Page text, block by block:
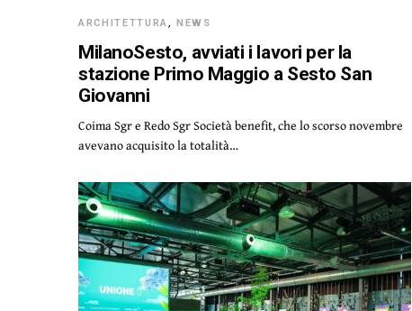
ARCHITETTURA,NEWS
MilanoSesto, avviati i lavori per la
stazione Primo Maggio a Sesto San
Giovanni
Coima Sgr e Redo Sgr Società benefit, che lo scorso novembre
avevano acquisito la totalità…